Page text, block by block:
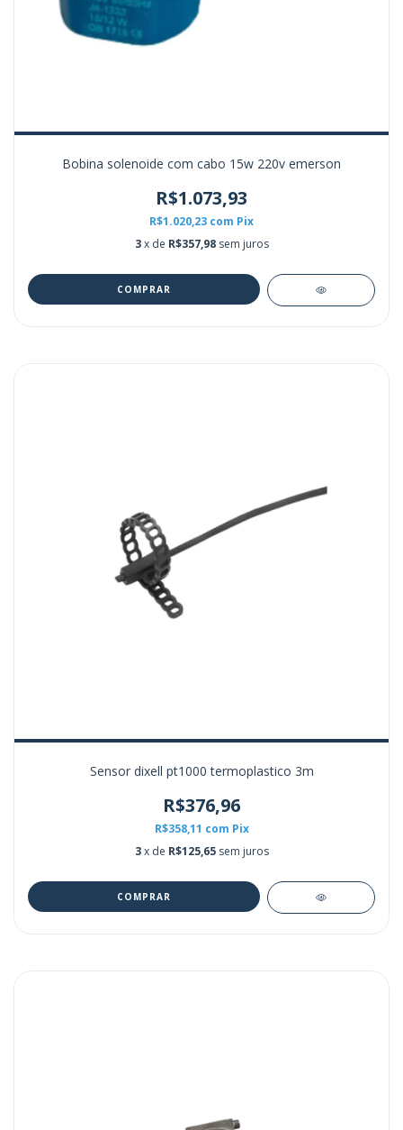
Bobina solenoide com cabo 15w 220v emerson
R$1.073,93
R$1.020,23 com Pix
3 x de R$357,98 sem juros
Sensor dixell pt1000 termoplastico 3m
R$376,96
R$358,11 com Pix
3 x de R$125,65 sem juros